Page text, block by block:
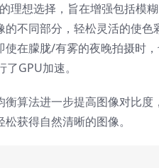
想选择，旨在增强包括模
不同部分，轻松灵活的使
在朦胧/有雾的夜晚拍摄时
GPU加速。
算法进一步提高图像对比
获得自然清晰的图像。